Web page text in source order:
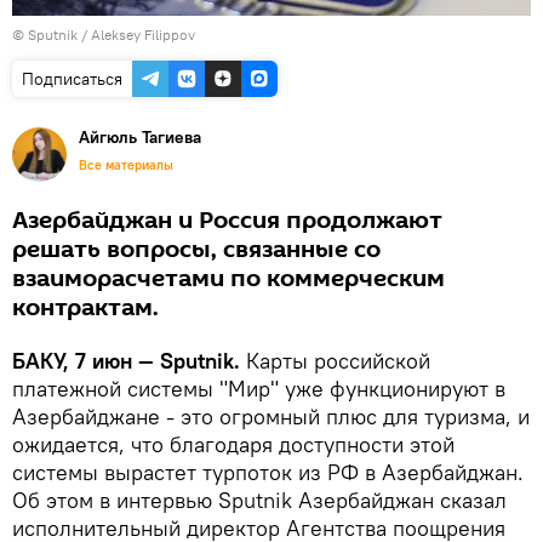
© Sputnik / Aleksey Filippov
Подписаться
Айгюль Тагиева
Все материалы
Азербайджан и Россия продолжают
решать вопросы, связанные со
взаиморасчетами по коммерческим
контрактам.
БАКУ, 7 июн — Sputnik. Карты российской
платежной системы "Мир" уже функционируют в
Азербайджане - это огромный плюс для туризма, и
ожидается, что благодаря доступности этой
системы вырастет турпоток из РФ в Азербайджан.
Об этом в интервью Sputnik Азербайджан сказал
исполнительный директор Агентства поощрения